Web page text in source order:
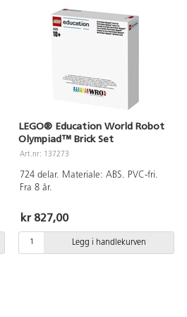
lete etter manglende LEGO® klosser.
LEGO® Education World Robot
Olympiad™ Brick Set
Art.nr: 137273
724 delar. Materiale: ABS. PVC-fri.
Fra 8 år.
kr 827,00
Legg i handlekurven